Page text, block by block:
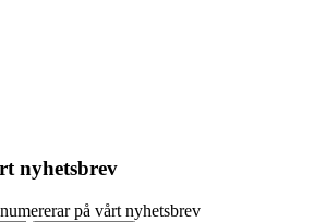
nyhetsbrev
på vårt nyhetsbrev